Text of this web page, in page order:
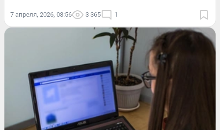
7 апреля, 2026, 08:56 3 365 1